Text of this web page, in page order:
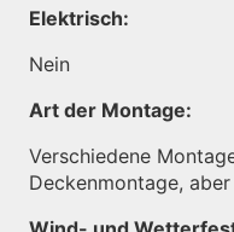
Elektrisch:
Nein
Art der Montage:
Verschiedene
Deckenmontage,